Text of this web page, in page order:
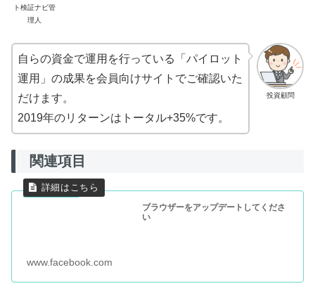
ト検証ナビ管
理人
投資顧問
自らの資金で運用を行っている「パイロット
運用」の成果を会員向けサイトでご確認いた
だけます。
2019年のリターンはトータル+35%です。
関連項目
ブラウザーをアップデートしてくださ
い
www.facebook.com